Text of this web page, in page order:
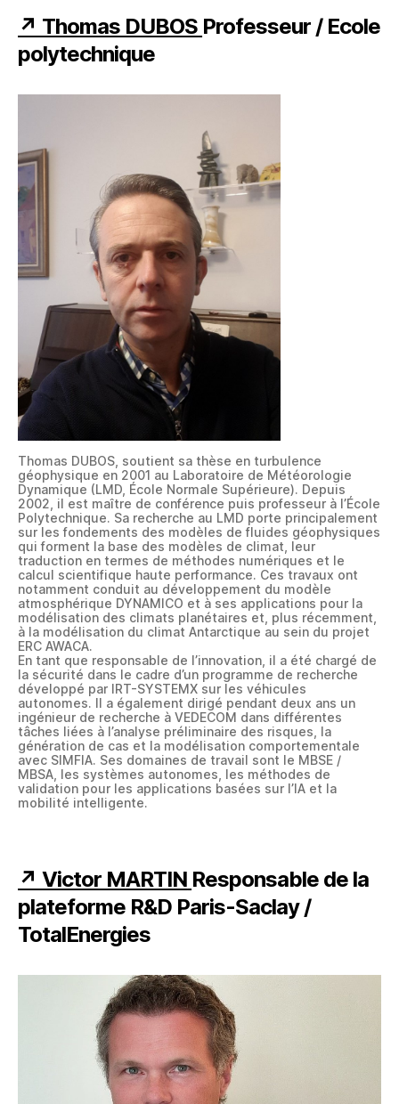
↗ Thomas DUBOS Professeur / Ecole
polytechnique
Thomas DUBOS, soutient sa thèse en turbulence
géophysique en 2001 au Laboratoire de Météorologie
Dynamique (LMD, École Normale Supérieure). Depuis
2002, il est maître de conférence puis professeur à l’École
Polytechnique. Sa recherche au LMD porte principalement
sur les fondements des modèles de fluides géophysiques
qui forment la base des modèles de climat, leur
traduction en termes de méthodes numériques et le
calcul scientifique haute performance. Ces travaux ont
notamment conduit au développement du modèle
atmosphérique DYNAMICO et à ses applications pour la
modélisation des climats planétaires et, plus récemment,
à la modélisation du climat Antarctique au sein du projet
ERC AWACA.
En tant que responsable de l’innovation, il a été chargé de
la sécurité dans le cadre d’un programme de recherche
développé par IRT-SYSTEMX sur les véhicules
autonomes. Il a également dirigé pendant deux ans un
ingénieur de recherche à VEDECOM dans différentes
tâches liées à l’analyse préliminaire des risques, la
génération de cas et la modélisation comportementale
avec SIMFIA. Ses domaines de travail sont le MBSE /
MBSA, les systèmes autonomes, les méthodes de
validation pour les applications basées sur l’IA et la
mobilité intelligente.
↗Victor MARTIN Responsable de la
plateforme R&D Paris-Saclay /
TotalEnergies